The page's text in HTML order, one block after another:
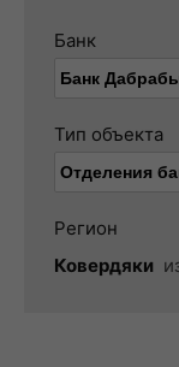
Банк
Тип объекта
Регион
Ковердяки